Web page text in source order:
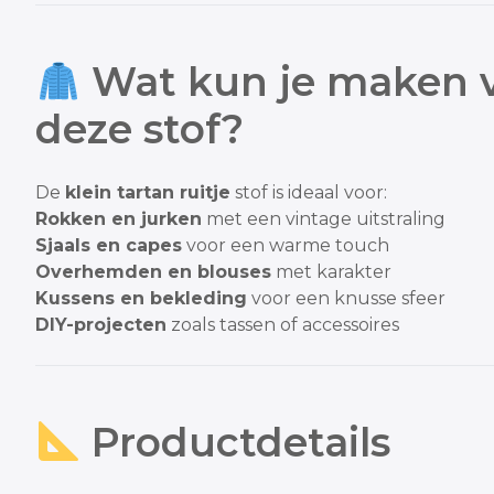
Wat kun je maken
deze stof?
De klein tartan ruitje stof is ideaal voor:
Rokken en jurken met een vintage uitstraling
Sjaals en capes voor een warme touch
Overhemden en blouses met karakter
Kussens en bekleding voor een knusse sfeer
DIY-projecten zoals tassen of accessoires
Productdetails